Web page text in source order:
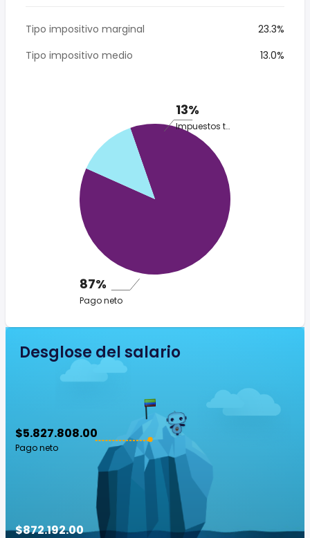
Tipo impositivo marginal
23.3%
Tipo impositivo medio
13.0%
13%
Impuestos totales
87%
Pago neto
Desglose del salario
$5.827.808.00
Pago neto
$872.192.00